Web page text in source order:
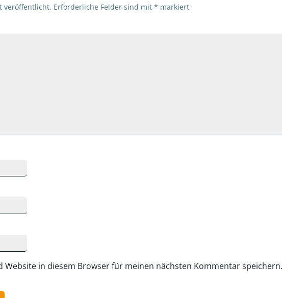
veröffentlicht. Erforderliche Felder sind mit * markiert
Website in diesem Browser für meinen nächsten Kommentar speichern.